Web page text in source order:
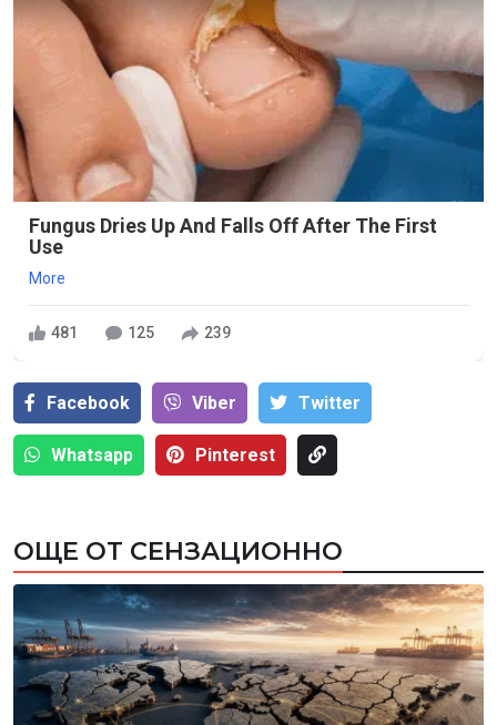
Fungus Dries Up And Falls Off After The First
Use
More
481 125 239
Facebook Viber Тwitter
Whatsapp Pinterest
ОЩЕ ОТ СЕНЗАЦИОННО